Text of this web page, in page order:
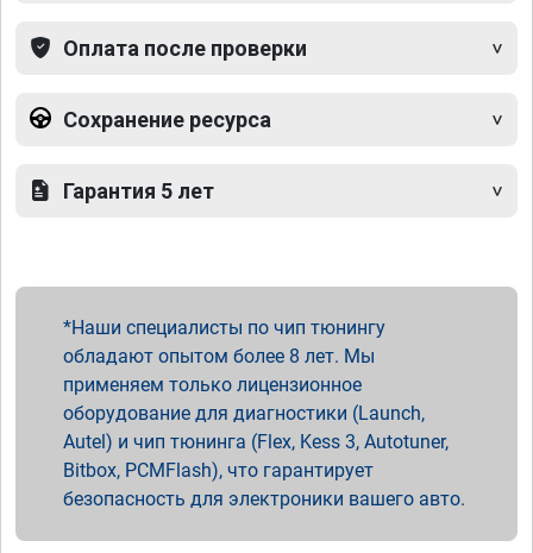
Оплата после проверки
Сохранение ресурса
Гарантия 5 лет
Наши специалисты по чип тюнингу
обладают опытом более 8 лет. Мы
применяем только лицензионное
оборудование для диагностики (Launch,
Autel) и чип тюнинга (Flex, Kess 3, Autotuner,
Bitbox, PCMFlash), что гарантирует
безопасность для электроники вашего авто.